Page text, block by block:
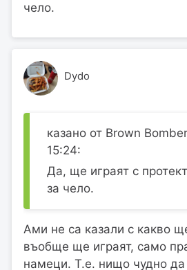
чело.
Dydo
казано от Brown
15:24:
Да, ще играят с
за чело.
Ами не са казали с какво
въобще ще играят, само
намеци. Т.е. нищо чудно да